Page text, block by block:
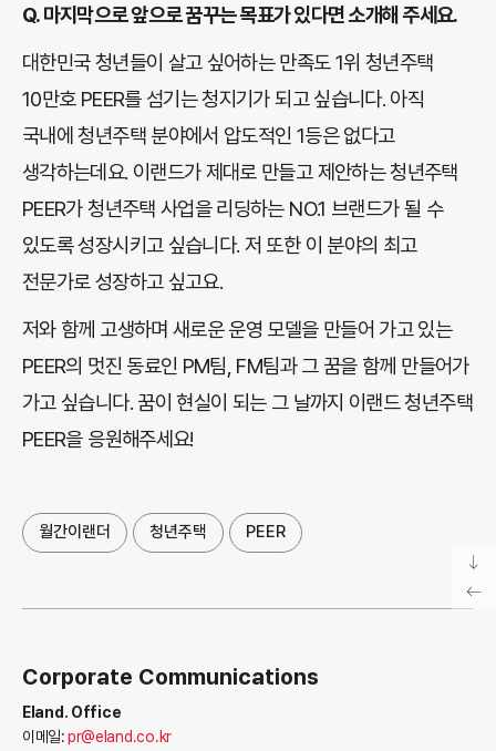
Q.마지막으로 앞으로 꿈꾸는 목표가 있다면 소개해 주세요.
대한민국 청년들이 살고 싶어하는 만족도 1위 청년주택
10만호 PEER를 섬기는 청지기가 되고 싶습니다. 아직
국내에 청년주택 분야에서 압도적인 1등은 없다고
생각하는데요. 이랜드가 제대로 만들고 제안하는 청년주택
PEER가 청년주택 사업을 리딩하는 NO.1 브랜드가 될 수
있도록 성장시키고 싶습니다. 저 또한 이 분야의 최고
전문가로 성장하고 싶고요.
저와 함께 고생하며 새로운 운영 모델을 만들어 가고 있는
PEER의 멋진 동료인 PM팀, FM팀과 그 꿈을 함께 만들어가
가고 싶습니다. 꿈이 현실이 되는 그 날까지 이랜드 청년주택
PEER을 응원해주세요!
월간이랜더 청년주택 PEER
Corporate Communications
Eland. Office
이메일:pr@eland.co.kr